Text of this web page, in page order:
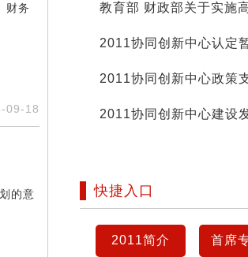
财务
09-18
的意
教育部 财政部关于实施
2011协同创新中心认定
2011协同创新中心政策
2011协同创新中心建设
快捷入口
2011简介 首席